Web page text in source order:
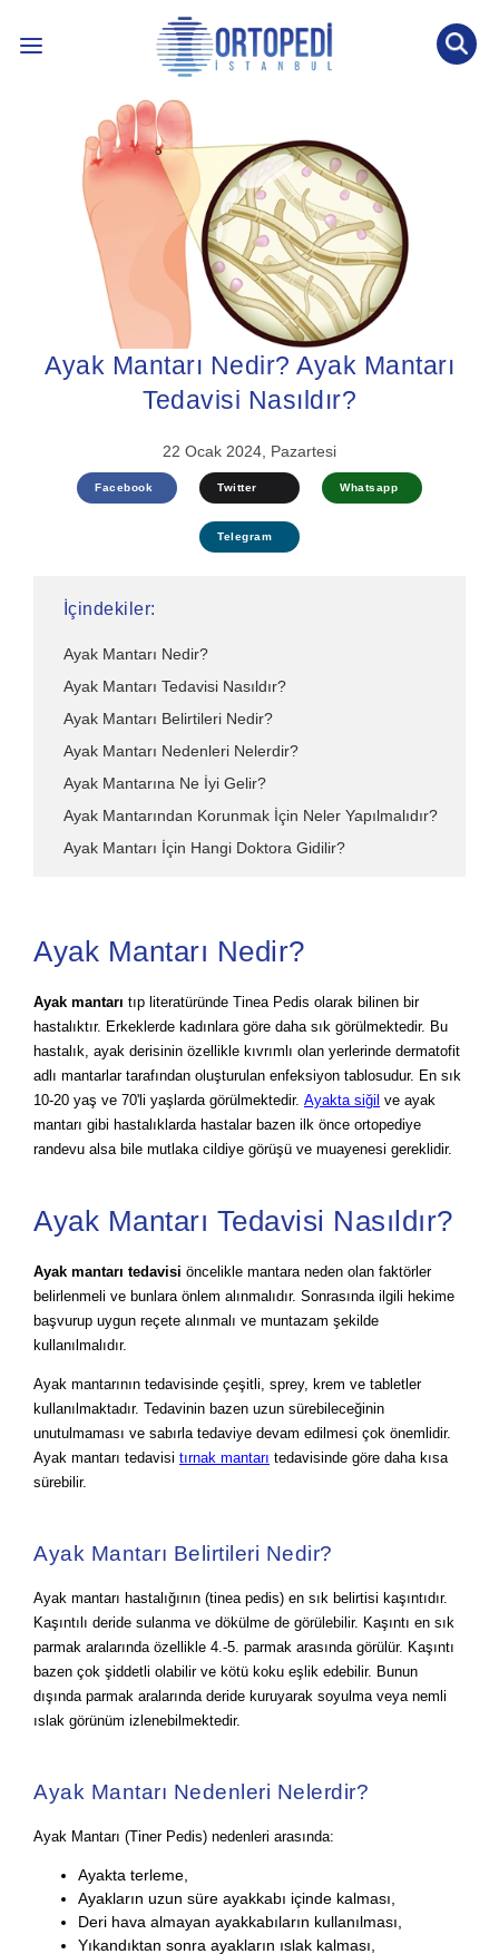
INTERNATIONAL PATIENT
ÖNE ÇIKAN KONULAR ↓
BLOG YAZILARI
ÖN TANI TESTİ
Ayak Mantarı Nedir? Ayak Mantarı
Tedavisi Nasıldır?
22 Ocak 2024, Pazartesi
Facebook Twitter Whatsapp
Telegram
İçindekiler:
Ayak Mantarı Nedir?
Ayak Mantarı Tedavisi Nasıldır?
Ayak Mantarı Belirtileri Nedir?
Ayak Mantarı Nedenleri Nelerdir?
Ayak Mantarına Ne İyi Gelir?
Ayak Mantarından Korunmak İçin Neler Yapılmalıdır?
Ayak Mantarı İçin Hangi Doktora Gidilir?
Ayak Mantarı Nedir?
Ayak mantarı tıp literatüründe Tinea Pedis olarak bilinen bir
hastalıktır. Erkeklerde kadınlara göre daha sık görülmektedir. Bu
hastalık, ayak derisinin özellikle kıvrımlı olan yerlerinde dermatofit
adlı mantarlar tarafından oluşturulan enfeksiyon tablosudur. En sık
10-20 yaş ve 70'li yaşlarda görülmektedir. Ayakta siğil ve ayak
mantarı gibi hastalıklarda hastalar bazen ilk önce ortopediye
randevu alsa bile mutlaka cildiye görüşü ve muayenesi gereklidir.
Ayak Mantarı Tedavisi Nasıldır?
Ayak mantarı tedavisi öncelikle mantara neden olan faktörler
belirlenmeli ve bunlara önlem alınmalıdır. Sonrasında ilgili hekime
başvurup uygun reçete alınmalı ve muntazam şekilde
kullanılmalıdır.
Ayak mantarının tedavisinde çeşitli, sprey, krem ve tabletler
kullanılmaktadır. Tedavinin bazen uzun sürebileceğinin
unutulmaması ve sabırla tedaviye devam edilmesi çok önemlidir.
Ayak mantarı tedavisi tırnak mantarı tedavisinde göre daha kısa
sürebilir.
Ayak Mantarı Belirtileri Nedir?
Ayak mantarı hastalığının (tinea pedis) en sık belirtisi kaşıntıdır.
Kaşıntılı deride sulanma ve dökülme de görülebilir. Kaşıntı en sık
parmak aralarında özellikle 4.-5. parmak arasında görülür. Kaşıntı
bazen çok şiddetli olabilir ve kötü koku eşlik edebilir. Bunun
dışında parmak aralarında deride kuruyarak soyulma veya nemli
ıslak görünüm izlenebilmektedir.
Ayak Mantarı Nedenleri Nelerdir?
Ayak Mantarı (Tiner Pedis) nedenleri arasında:
Ayakta terleme,
Ayakların uzun süre ayakkabı içinde kalması,
Deri hava almayan ayakkabıların kullanılması,
Yıkandıktan sonra ayakların ıslak kalması,